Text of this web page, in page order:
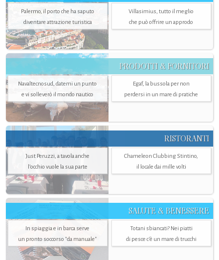
Palermo, il porto che ha saputo
diventare attrazione turistica
Villasimius, tutto il meglio
che può offrire un approdo
PRODOTTI & FORNITORI
Navaltecnosud, datemi un punto
e vi solleverò il mondo nautico
Egaf, la bussola per non
perdersi in un mare di pratiche
RISTORANTI
Just Peruzzi, a tavola anche
l’occhio vuole la sua parte
Chameleon Clubbing Stintino,
il locale dai mille volti
SALUTE & BENESSERE
In spiaggia e in barca serve
un pronto soccorso "da manuale"
Totani sbiancati? Nei piatti
di pesce c'è un mare di trucchi